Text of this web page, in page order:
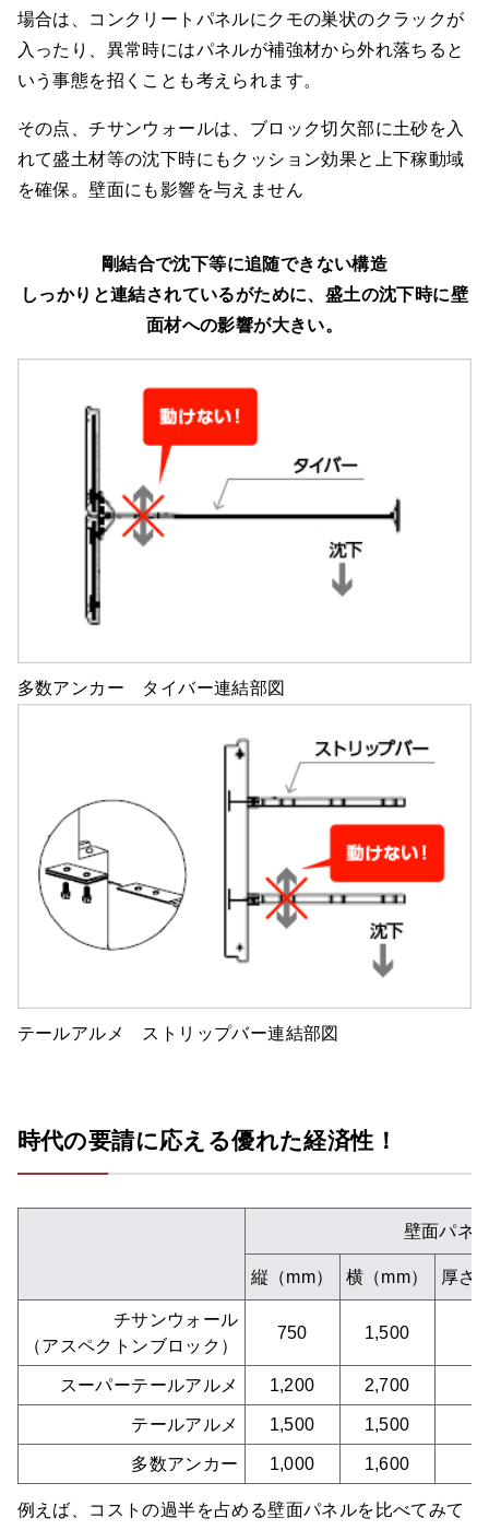
場合は、コンクリートパネルにクモの巣状のクラックが
入ったり、異常時にはパネルが補強材から外れ落ちると
いう事態を招くことも考えられます。
その点、チサンウォールは、ブロック切欠部に土砂を入
れて盛土材等の沈下時にもクッション効果と上下稼動域
を確保。壁面にも影響を与えません
剛結合で沈下等に追随できない構造
しっかりと連結されているがために、盛土の沈下時に壁
面材への影響が大きい。
多数アンカー タイバー連結部図
テールアルメ ストリップバー連結部図
時代の要請に応える優れた経済性！
壁面パネ
縦（mm） 横（mm） 厚さ
チサンウォール
（アスペクトンブロック）
750 1,500
スーパーテールアルメ 1,200 2,700
テールアルメ 1,500 1,500
多数アンカー 1,000 1,600
例えば、コストの過半を占める壁面パネルを比べてみて